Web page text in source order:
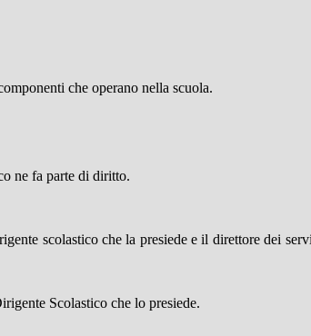
che operano nella scuola.
ne fa parte di diritto.
scolastico che la presiede e il direttore dei
Scolastico che lo presiede.